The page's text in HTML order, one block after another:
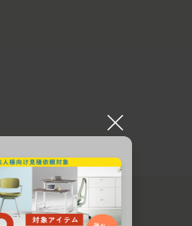
お問い合わせ
×